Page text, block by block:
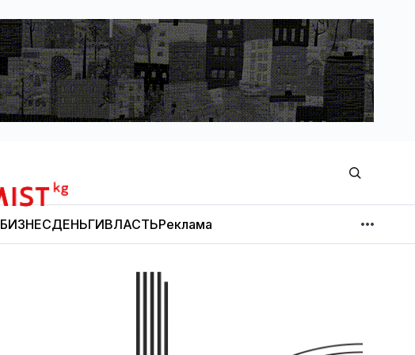
БИЗНЕСДЕНЬГИВЛАСТЬРеклама
МНЕНИЕ